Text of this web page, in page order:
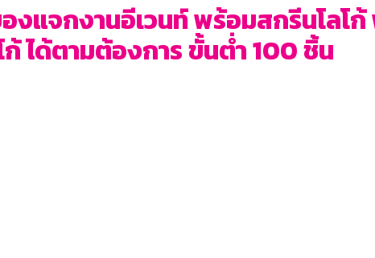
แจกงานอีเวนท์ พร้อมสกรีนโลโก้
ได้ตามต้องการ ขั้นต่ำ 100 ชิ้น